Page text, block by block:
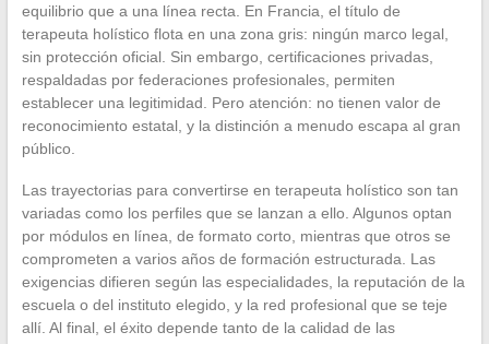
equilibrio que a una línea recta. En Francia, el título de
terapeuta holístico flota en una zona gris: ningún marco legal,
sin protección oficial. Sin embargo, certificaciones privadas,
respaldadas por federaciones profesionales, permiten
establecer una legitimidad. Pero atención: no tienen valor de
reconocimiento estatal, y la distinción a menudo escapa al gran
público.
Las trayectorias para convertirse en terapeuta holístico son tan
variadas como los perfiles que se lanzan a ello. Algunos optan
por módulos en línea, de formato corto, mientras que otros se
comprometen a varios años de formación estructurada. Las
exigencias difieren según las especialidades, la reputación de la
escuela o del instituto elegido, y la red profesional que se teje
allí. Al final, el éxito depende tanto de la calidad de las